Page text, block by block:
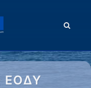
ΕΟΔΥ